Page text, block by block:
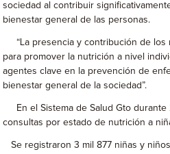
sociedad al contribuir
bienestar general de las personas.
“La presencia y contribución de los
para promover la nutrición a nivel
agentes clave en la prevención de
bienestar general de la sociedad”.
En el Sistema de Salud Gto
consultas por estado de nutrición a
Se registraron 3 mil 877 niñas y